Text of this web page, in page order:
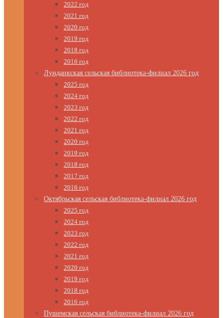
2022 год
2021 год
2020 год
2019 год
2018 год
2016 год
Лунданкская сельская библиотека-филиал 2026 год
2025 год
2024 год
2023 год
2022 год
2021 год
2020 год
2019 год
2018 год
2017 год
2016 год
Октябрьская сельская библиотека-филиал 2026 год
2025 год
2024 год
2023 год
2022 год
2021 год
2020 год
2019 год
2018 год
2016 год
Пушемская сельская библиотека-филиал 2026 год